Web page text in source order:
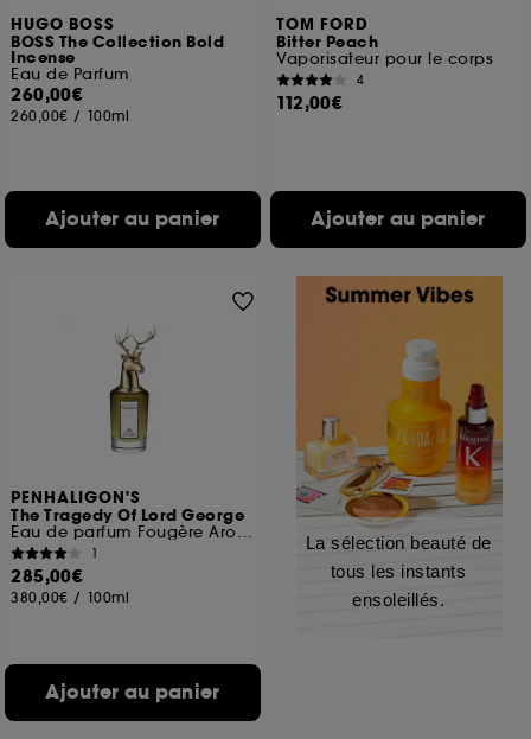
HUGO BOSS
BOSS The Collection Bold
Incense
Eau de Parfum
260,00€
260,00€ / 100ml
Ajouter au panier
TOM FORD
Bitter Peach
Vaporisateur pour le corps
4
112,00€
Ajouter au panier
PENHALIGON'S
The Tragedy Of Lord George
Eau de parfum Fougère Aromatique
1
285,00€
380,00€ / 100ml
Ajouter au panier
La sélection beauté de
tous les instants
ensoleillés.